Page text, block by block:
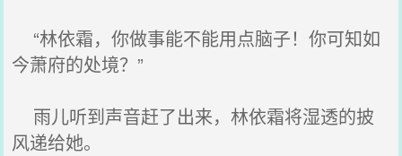
“林依霜，你做事能不能用点脑子！你可知如
今萧府的处境？”
雨儿听到声音赶了出来，林依霜将湿透的披
风递给她。